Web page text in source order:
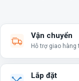
Vận chuyển
Hỗ trợ giao
Lắp đặt